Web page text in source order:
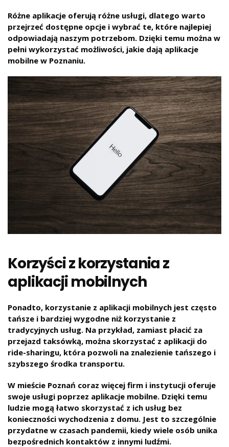
Różne aplikacje oferują różne usługi, dlatego warto
przejrzeć dostępne opcje i wybrać te, które najlepiej
odpowiadają naszym potrzebom. Dzięki temu można w
pełni wykorzystać możliwości, jakie dają aplikacje
mobilne w Poznaniu.
Korzyści z korzystania z
aplikacji mobilnych
Ponadto, korzystanie z aplikacji mobilnych jest często
tańsze i bardziej wygodne niż korzystanie z
tradycyjnych usług. Na przykład, zamiast płacić za
przejazd taksówką, można skorzystać z aplikacji do
ride-sharingu, która pozwoli na znalezienie tańszego i
szybszego środka transportu.
W mieście Poznań coraz więcej firm i instytucji oferuje
swoje usługi poprzez aplikacje mobilne. Dzięki temu
ludzie mogą łatwo skorzystać z ich usług bez
konieczności wychodzenia z domu. Jest to szczególnie
przydatne w czasach pandemii, kiedy wiele osób unika
bezpośrednich kontaktów z innymi ludźmi.